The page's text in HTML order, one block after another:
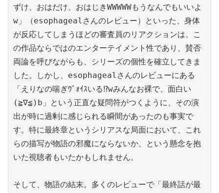
ずけ、おはだけ、おはじきWWWWWもうなんでもいいよ
w」（esophagealさんのレビュー）といった、身体
が反応してしまうほどの審査員のリアクションは、こ
の作品ならではのエンターテイメント性であり、賛否
両論を呼びながらも、シリーズの個性を確立してきま
した。しかし、esophagealさんのレビューにある
「えりなの喘ぎｳﾞｫｲｽいる⁉️wみんなお裸で、面白い
(≧∇≦)b」という正直な疑問符がつくように、その演
出が時に過剰に感じられる瞬間があったのも事実で
す。特に最終章というシリアスな局面において、これ
らの描写が物語の邪魔にならないか、という懸念を抱
いた視聴者もいたかもしれません。
そして、物語の結末。多くのレビューで「最終話が最